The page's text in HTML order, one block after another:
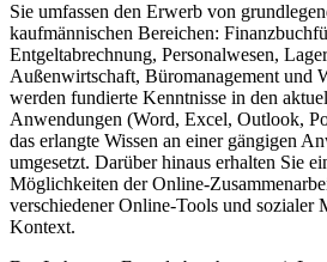
Sie umfassen den Erwerb von
kaufmännischen Bereichen:
Entgeltabrechnung, Personalwesen,
Außenwirtschaft, Büromanagement und
werden fundierte Kenntnisse in den
Anwendungen (Word, Excel, Outlook,
das erlangte Wissen an einer gängigen
umgesetzt. Darüber hinaus erhalten Sie
Möglichkeiten der Online-
verschiedener Online-Tools und sozialer
Kontext.